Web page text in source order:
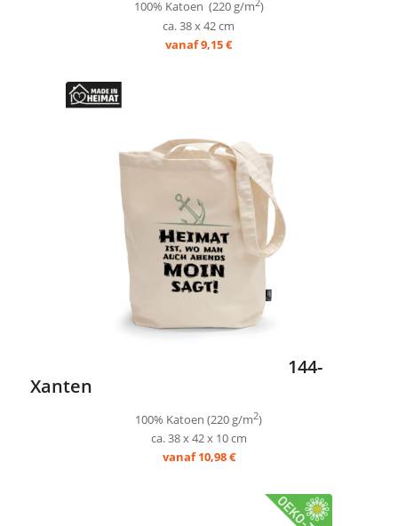
100% Katoen (220 g/m )
ca. 38 x 42 cm
vanaf 9,15 €
144-
Xanten
100% Katoen (220 g/m2)
ca. 38 x 42 x 10 cm
vanaf 10,98 €